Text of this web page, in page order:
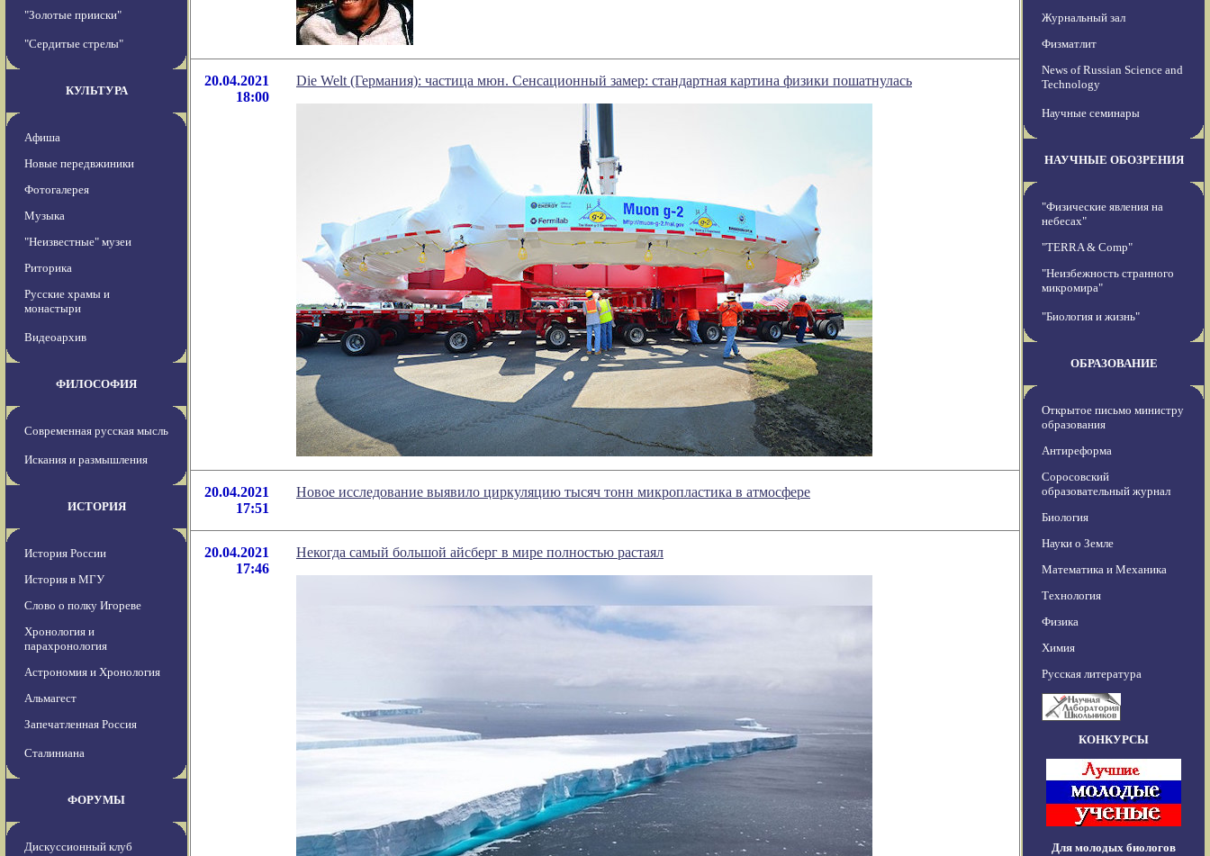
"Золотые прииски"
"Сердитые стрелы"
КУЛЬТУРА
Афиша
Новые передвжиники
Фотогалерея
Музыка
"Неизвестные" музеи
Риторика
Русские храмы и
монастыри
Видеоархив
ФИЛОСОФИЯ
Современная русская мысль
Искания и размышления
ИСТОРИЯ
История России
История в МГУ
Слово о полку Игореве
Хронология и
парахронология
Астрономия и Хронология
Альмагест
Запечатленная Россия
Сталиниана
ФОРУМЫ
Дискуссионный клуб
20.04.2021
18:00
Die Welt (Германия): частица мюн. Сенсационный замер: стандартная картина физики пошатнулась
20.04.2021
17:51
Новое исследование выявило циркуляцию тысяч тонн микропластика в атмосфере
20.04.2021
17:46
Некогда самый большой айсберг в мире полностью растаял
Журнальный зал
Физматлит
News of Russian Science and
Technology
Научные семинары
НАУЧНЫЕ ОБОЗРЕНИЯ
"Физические явления на
небесах"
"TERRA & Comp"
"Неизбежность странного
микромира"
"Биология и жизнь"
ОБРАЗОВАНИЕ
Открытое письмо министру
образования
Антиреформа
Соросовский
образовательный журнал
Биология
Науки о Земле
Математика и Механика
Технология
Физика
Химия
Русская литература
КОНКУРСЫ
Для молодых биологов